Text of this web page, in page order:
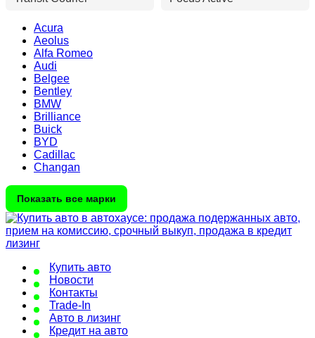
Acura
Aeolus
Alfa Romeo
Audi
Belgee
Bentley
BMW
Brilliance
Buick
BYD
Cadillac
Changan
Показать все марки
Купить авто
Новости
Контакты
Trade-In
Авто в лизинг
Кредит на авто